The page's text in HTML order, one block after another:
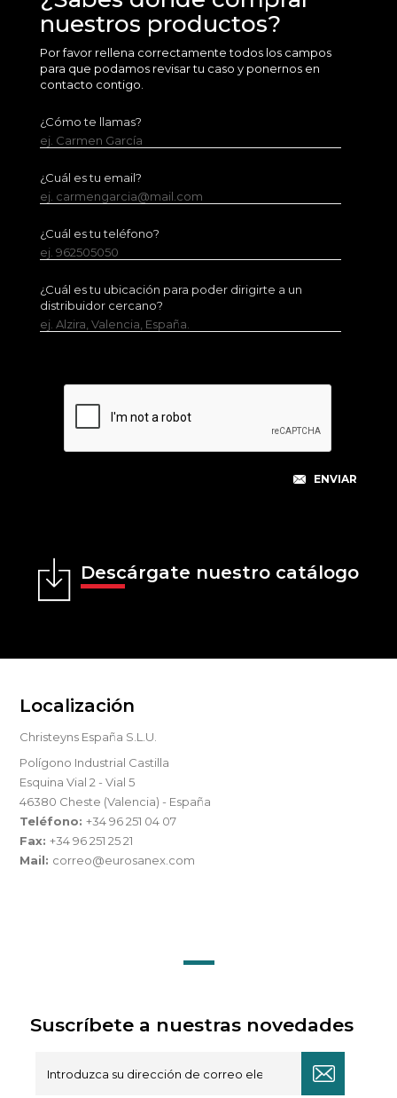
nuestros productos?
Por favor rellena correctamente todos los campos
para que podamos revisar tu caso y ponernos en
contacto contigo.
¿Cómo te llamas?
ej. Carmen García
¿Cuál es tu email?
ej. carmengarcia@mail.com
¿Cuál es tu teléfono?
ej. 962505050
¿Cuál es tu ubicación para poder dirigirte a un
distribuidor cercano?
ej. Alzira, Valencia, España.
Descárgate nuestro catálogo
Localización
Christeyns España S.L.U.
Polígono Industrial Castilla
Esquina Vial 2 - Vial 5
46380 Cheste (Valencia) - España
Teléfono:+34 96 251 04 07
Fax:+34 96 251 25 21
Mail: correo@eurosanex.com
Suscríbete a nuestras novedades